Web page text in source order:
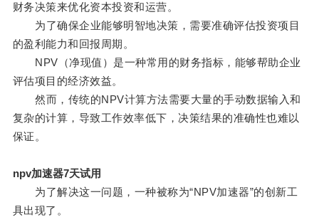
财务决策来优化资本投资和运营。
为了确保企业能够明智地决策，需要准确评估投资项目
的盈利能力和回报周期。
NPV（净现值）是一种常用的财务指标，能够帮助企业
评估项目的经济效益。
然而，传统的NPV计算方法需要大量的手动数据输入和
复杂的计算，导致工作效率低下，决策结果的准确性也难以
保证。
npv加速器7天试用
为了解决这一问题，一种被称为“NPV加速器”的创新工
具出现了。